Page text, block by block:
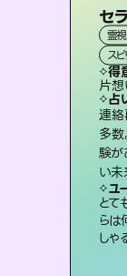
セ
霊
ス
得
片
占
連
多
験が
い未
ユ
とて
らは
しゃ